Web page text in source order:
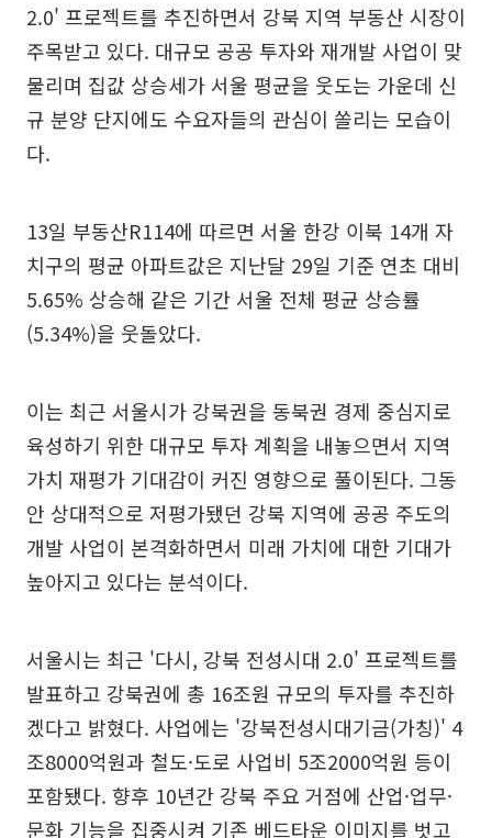
2.0' 프로젝트를 추진하면서 강북 지역 부동산 시장이
주목받고 있다. 대규모 공공 투자와 재개발 사업이 맞
물리며 집값 상승세가 서울 평균을 웃도는 가운데 신
규 분양 단지에도 수요자들의 관심이 쏠리는 모습이
다.
13일 부동산R114에 따르면 서울 한강 이북 14개 자
치구의 평균 아파트값은 지난달 29일 기준 연초 대비
5.65% 상승해 같은 기간 서울 전체 평균 상승률
(5.34%)을 웃돌았다.
이는 최근 서울시가 강북권을 동북권 경제 중심지로
육성하기 위한 대규모 투자 계획을 내놓으면서 지역
가치 재평가 기대감이 커진 영향으로 풀이된다. 그동
안 상대적으로 저평가됐던 강북 지역에 공공 주도의
개발 사업이 본격화하면서 미래 가치에 대한 기대가
높아지고 있다는 분석이다.
서울시는 최근 '다시, 강북 전성시대 2.0' 프로젝트를
발표하고 강북권에 총 16조원 규모의 투자를 추진하
겠다고 밝혔다. 사업에는 '강북전성시대기금(가칭)' 4
조8000억원과 철도·도로 사업비 5조2000억원 등이
포함됐다. 향후 10년간 강북 주요 거점에 산업·업무·
문화 기능을 집중시켜 기존 베드타운 이미지를 벗고